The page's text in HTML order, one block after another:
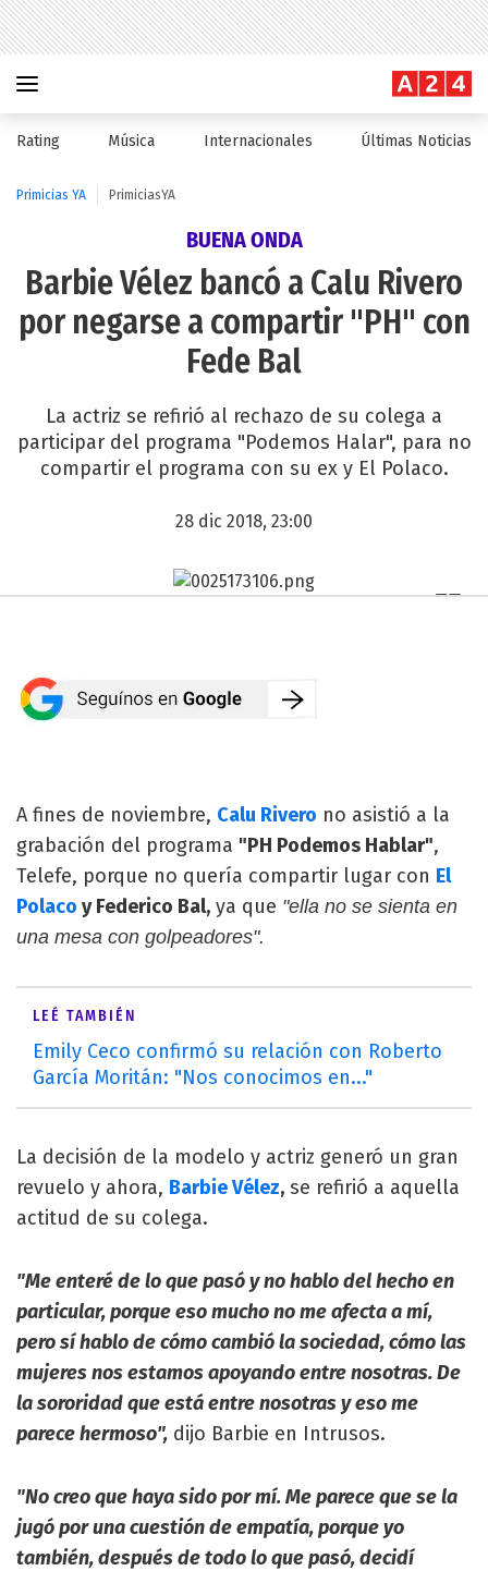
Rating Música Internacionales Últimas Noticias
Primicias YA PrimiciasYA
BUENA ONDA
Barbie Vélez bancó a Calu Rivero
por negarse a compartir "PH" con
Fede Bal
La actriz se refirió al rechazo de su colega a
participar del programa "Podemos Halar", para no
compartir el programa con su ex y El Polaco.
28 dic 2018, 23:00
A fines de noviembre, Calu Rivero no asistió a la
grabación del programa "PH Podemos Hablar",
Telefe, porque no quería compartir lugar con El
Polaco y Federico Bal, ya que "ella no se sienta en
una mesa con golpeadores".
LEÉ TAMBIÉN
Emily Ceco confirmó su relación con Roberto
García Moritán: "Nos conocimos en..."
La decisión de la modelo y actriz generó un gran
revuelo y ahora, Barbie Vélez, se refirió a aquella
actitud de su colega.
"Me enteré de lo que pasó y no hablo del hecho en
particular, porque eso mucho no me afecta a mí,
pero sí hablo de cómo cambió la sociedad, cómo las
mujeres nos estamos apoyando entre nosotras. De
la sororidad que está entre nosotras y eso me
parece hermoso", dijo Barbie en Intrusos.
"No creo que haya sido por mí. Me parece que se la
jugó por una cuestión de empatía, porque yo
también, después de todo lo que pasó, decidí